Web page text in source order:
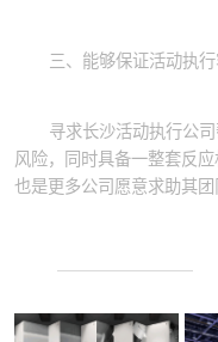
三、能够保证活动执
寻求长沙活动执行公
风险，同时具备一整套反
也是更多公司愿意求助其团